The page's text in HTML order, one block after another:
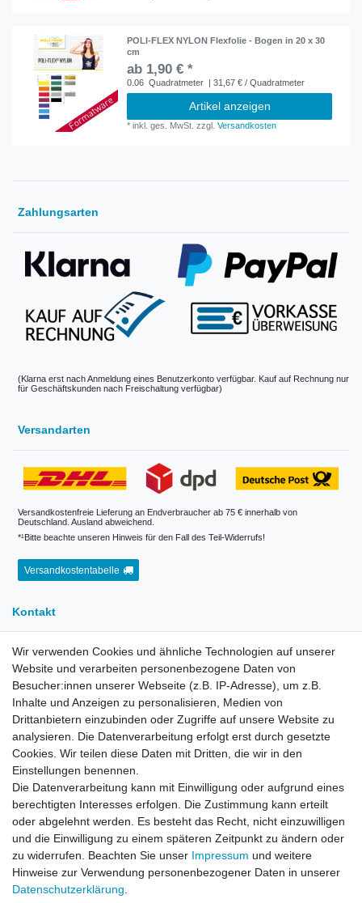
POLI-FLEX NYLON Flexfolie - Bogen in 20 x 30
cm
ab 1,90 € *
0.06 Quadratmeter | 31,67 € / Quadratmeter
Artikel anzeigen
*inkl. ges. MwSt. zzgl.Versandkosten
Zahlungsarten
(Klarna erst nach Anmeldung eines Benutzerkonto verfügbar. Kauf auf Rechnung nur
für Geschäftskunden nach Freischaltung verfügbar)
Versandarten
Versandkostenfreie Lieferung an Endverbraucher ab 75 € innerhalb von
Deutschland. Ausland abweichend.
*¹Bitte beachte unseren Hinweis für den Fall des Teil-Widerrufs!
Versandkostentabelle
Kontakt
E-Mail:info[at]kreativplotter.de
Telefon:0202-87063640
Öffnungszeiten:
Montag bis Freitag von 8.30 - 15.30 Uhr
Kontaktformular
Informationen
Registrieren
Widerrufsrecht
Datenschutzerklärung
AGB
Wir verwenden Cookies und ähnliche Technologien auf unserer
Website und verarbeiten personenbezogene Daten von
Besucher:innen unserer Webseite (z.B. IP-Adresse), um z.B.
Inhalte und Anzeigen zu personalisieren, Medien von
Drittanbietern einzubinden oder Zugriffe auf unsere Website zu
analysieren. Die Datenverarbeitung erfolgt erst durch gesetzte
Cookies. Wir teilen diese Daten mit Dritten, die wir in den
Einstellungen benennen.
Die Datenverarbeitung kann mit Einwilligung oder aufgrund eines
berechtigten Interesses erfolgen. Die Zustimmung kann erteilt
oder abgelehnt werden. Es besteht das Recht, nicht einzuwilligen
und die Einwilligung zu einem späteren Zeitpunkt zu ändern oder
zu widerrufen. Beachten Sie unser Impressum und weitere
Hinweise zur Verwendung personenbezogener Daten in unserer
Daten­schutz­erklärung